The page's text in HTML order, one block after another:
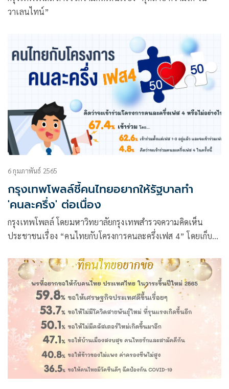
วาเลนไทน์”
6 กุมภาพันธ์ 2565
กรุงเทพโพลล์ชี้คนไทยอยากให้รัฐบาลทำ
'คนละครึ่ง' ต่อเนื่อง
กรุงเทพโพลล์ โดยมหาวิทยาลัยกรุงเทพสำรวจความคิดเห็น
ประชาชนเรื่อง “คนไทยกับโครงการคนละครึ่งเฟส 4” โดยเก็บ
ประชาชนส่วนใหญ่ร้อยละ 67.4 จะเข้าร่วม โครงการคนละครึ่ง
เฟส 4 ขณะที่ร้อยละ 18.2 จะไม่เข้าร่วม และร้อยละ 14.4 ได้เข้า
สู่โครงการช่วยเหลืออื่นๆ ของภาครัฐแล้วจึงไม่สามารถลง
ทะเบียนได้